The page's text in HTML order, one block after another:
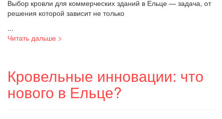
Выбор кровли для коммерческих зданий в Ельце — задача, от
решения которой зависит не только
...
Читать дальше >
Кровельные инновации: что
нового в Ельце?